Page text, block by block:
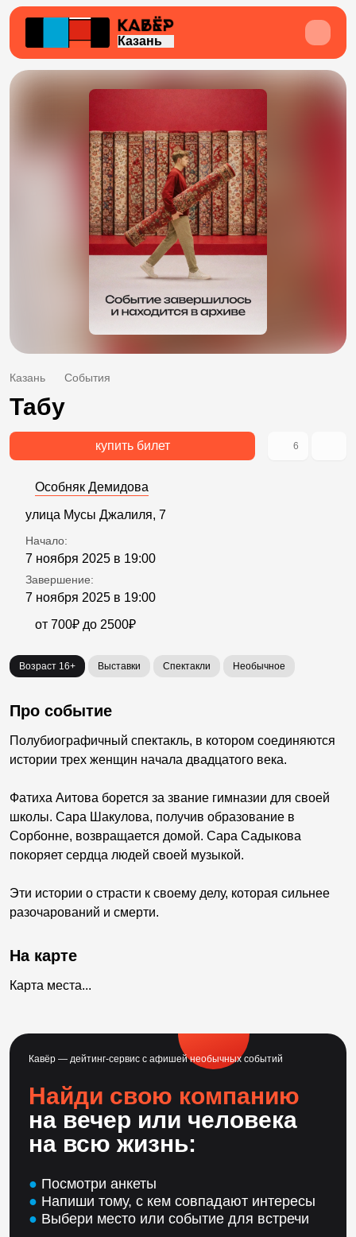
Казань
Казань События
Табу
купить билет 6
Особняк Демидова
улица Мусы Джалиля, 7
Начало:
7 ноября 2025 в 19:00
Завершение:
7 ноября 2025 в 19:00
от 700₽ до 2500₽
Возраст 16+ Выставки Спектакли Необычное
Про событие
Полубиографичный спектакль, в котором соединяются
истории трех женщин начала двадцатого века.
Фатиха Аитова борется за звание гимназии для своей
школы. Сара Шакулова, получив образование в
Сорбонне, возвращается домой. Сара Садыкова
покоряет сердца людей своей музыкой.
Эти истории о страсти к своему делу, которая сильнее
разочарований и смерти.
На карте
Карта места...
Кавёр — дейтинг-сервис с афишей необычных событий
Найди свою компанию
на вечер или человека
на всю жизнь:
● Посмотри анкеты
● Напиши тому, с кем совпадают интересы
● Выбери место или событие для встречи